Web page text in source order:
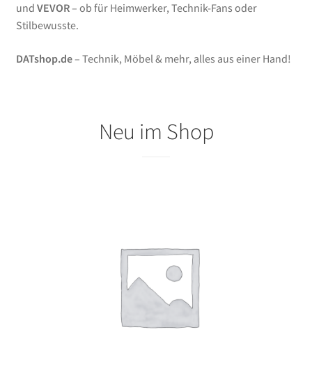
und VEVOR– ob für Heimwerker, Technik-Fans oder
Stilbewusste.
DATshop.de– Technik, Möbel & mehr, alles aus einer Hand!
Neu im Shop